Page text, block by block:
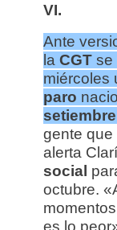
VI.
Ante
la CGT se
miércoles
paro
setiembre
gente
alerta
social
octubre.
es lo